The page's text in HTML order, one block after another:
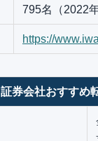
795名（2022
https://
証券会社おすすめ